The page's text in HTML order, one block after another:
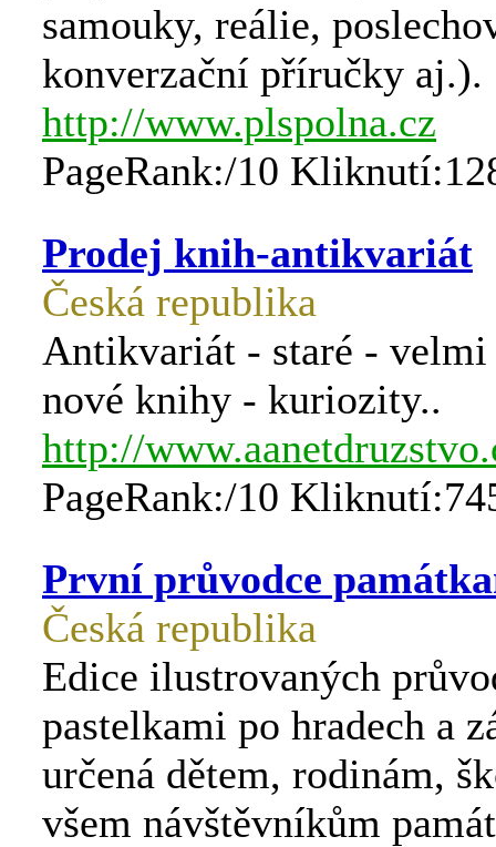
samouky, reálie,
konverzační příručky aj.).
http://www.plspolna.cz
PageRank:/10
Prodej knih-antikvariát
Česká republika
Antikvariát - staré - velmi
nové knihy - kuriozity..
http://
PageRank:/10
První průvodce
Česká republika
Edice ilustrovaných
pastelkami po hradech a
určená dětem, rodinám,
všem návštěvníkům